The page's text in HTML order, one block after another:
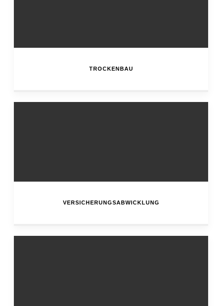
TROCKENBAU
VERSICHERUNGSABWICKLUNG